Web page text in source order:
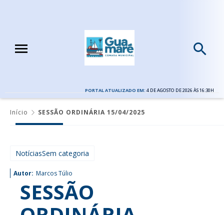
PORTAL ATUALIZADO EM: 4 DE AGOSTO DE 2026 ÀS 16:30H
Início SESSÃO ORDINÁRIA 15/04/2025
NotíciasSem categoria
Autor: Marcos Túlio
SESSÃO